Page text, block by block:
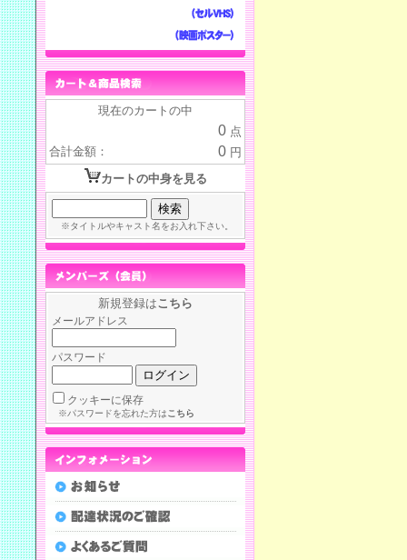
現在のカートの中
0 点
合計金額：
0 円
カートの中身を見る
※タイトルやキャスト名をお入れ下さい。
新規登録はこちら
メールアドレス
パスワード
クッキーに保存
※パスワードを忘れた方はこちら